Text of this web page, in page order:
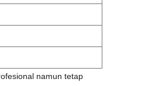
namun tetap